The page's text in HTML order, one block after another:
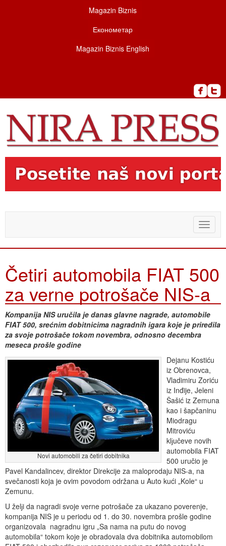
Magazin Biznis
Економетар
Magazin Biznis English
Toggle
Četiri automobila FIAT 500
za verne potrošače NIS-a
Kompanija NIS uručila je danas glavne nagrade, automobile
FIAT 500, srećnim dobitnicima nagradnih igara koje je priredila
za svoje potrošače tokom novembra, odnosno decembra
meseca prošle godine
Novi automobili za četiri dobitnika
Dejanu Kostiću
iz Obrenovca,
Vladimiru Zoriću
iz Inđije, Jeleni
Šašić iz Zemuna
kao i šapčaninu
Miodragu
Mitroviću
klјučeve novih
automobila FIAT
500 uručio je
Pavel Kandalincev, direktor Direkcije za maloprodaju NIS-a, na
svečanosti koja je ovim povodom održana u Auto kući „Kole“ u
Zemunu.
U želјi da nagradi svoje verne potrošače za ukazano poverenje,
kompanija NIS je u periodu od 1. do 30. novembra prošle godine
organizovala nagradnu igru „Sa nama na putu do novog
automobila“ tokom koje je obradovala dva dobitnika automobilom